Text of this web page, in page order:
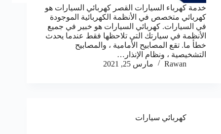
خدمة كهرباء السيارات القصر كهربائي السيارات هو
كهربائي متخصص في الأنظمة الكهربائية الموجودة
في السيارات. كهربائي السيارات هو خبير في جميع
الأنظمة في سيارتك التي تلاحظها فقط عندما يحدث
خطأ ما. تقع المصابيح الأمامية ، والمصابيح
التشخيصية ، ونظام الإنذار…
Rawan
مارس 25, 2021
كهربائي سيارات